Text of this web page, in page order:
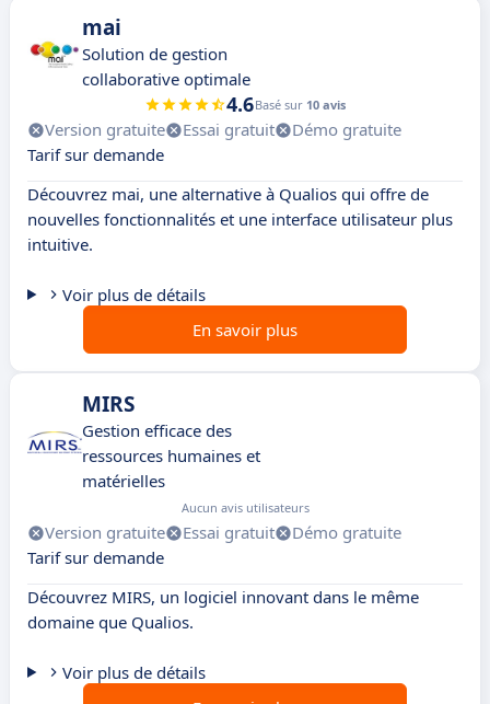
mai
Solution de gestion
collaborative optimale
4.6Basé sur 10 avis
Version gratuite Essai gratuit
Démo gratuite
Tarif sur demande
Découvrez mai, une alternative à Qualios qui offre de
nouvelles fonctionnalités et une interface utilisateur plus
intuitive.
Voir plus de détails
En savoir plus
MIRS
Gestion efficace des
ressources humaines et
matérielles
Aucun avis utilisateurs
Version gratuite Essai gratuit
Démo gratuite
Tarif sur demande
Découvrez MIRS, un logiciel innovant dans le même
domaine que Qualios.
Voir plus de détails